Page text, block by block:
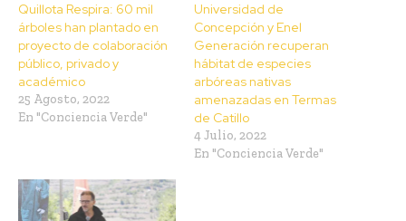
Quillota Respira: 60 mil
árboles han plantado en
proyecto de colaboración
público, privado y
académico
25 Agosto, 2022
En "Conciencia Verde"
Universidad de
Concepción y Enel
Generación recuperan
hábitat de especies
arbóreas nativas
amenazadas en Termas
de Catillo
4 Julio, 2022
En "Conciencia Verde"